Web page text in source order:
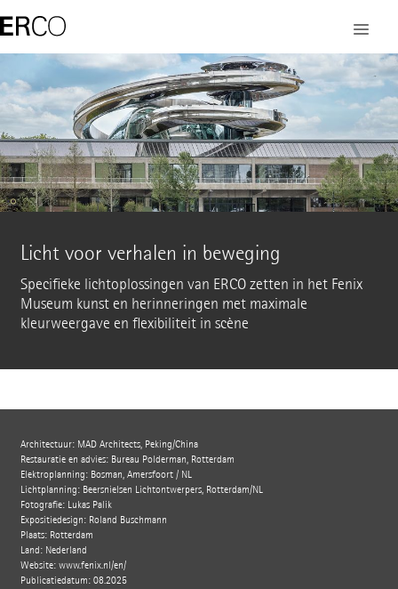
Licht voor verhalen in beweging
Specifieke lichtoplossingen van ERCO zetten in het Fenix
Museum kunst en herinneringen met maximale
kleurweergave en flexibiliteit in scène
Architectuur: MAD Architects, Peking/China
Restauratie en advies: Bureau Polderman, Rotterdam
Elektroplanning: Bosman, Amersfoort / NL
Lichtplanning: Beersnielsen Lichtontwerpers, Rotterdam/NL
Fotografie: Lukas Palik
Expositiedesign: Roland Buschmann
Plaats: Rotterdam
Land: Nederland
Website: www.fenix.nl/en/
Publicatiedatum: 08.2025